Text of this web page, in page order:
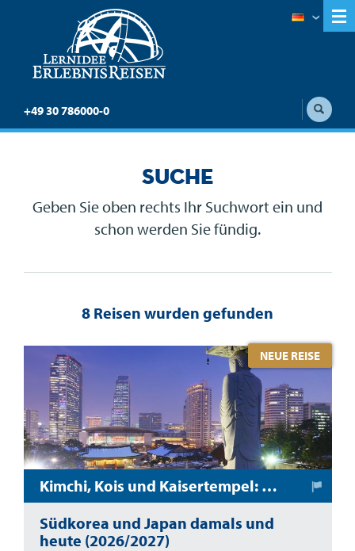
+49 30 786000-0
Suche
Geben Sie oben rechts Ihr Suchwort ein und
schon werden Sie fündig.
8 Reisen wurden gefunden
Kimchi, Kois und Kaisertempel: Zug-Erlebnisreise durch Südkorea und Japan
NEUE REISE
Südkorea und Japan damals und
heute (2026/2027)